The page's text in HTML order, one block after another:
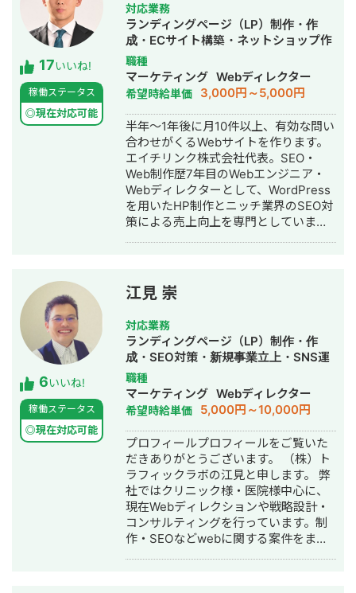
17いいね!
稼働ステータス
◎現在対応可能
対応業務
ランディングページ（LP）制作・作
成・ECサイト構築・ネットショップ作
成代行・SEO対策・記事作成代行・ラ
イティング・ホームページ制作・作
成・オウンドメディア制作・構築・運
用代行
職種
マーケティング Webディレクター
希望時給単価 3,000円～5,000円
半年～1年後に月10件以上、有効な問い
合わせがくるWebサイトを作ります。
エイチリンク株式会社代表。SEO・
Web制作歴7年目のWebエンジニア・
Webディレクターとして、WordPress
を用いたHP制作とニッチ業界のSEO対
策による売上向上を専門としていま
した。SEO対策においては、ゼロから
立ち上げた新規サイトをニッチ市場で
サービスキーワード検索1位に導き、月
間1.5万PV、月商500万円の売上を実現
した実績があります。 エンジニア知識
を持ったSEOディレクターとして、大
量のページを作成するようないわゆる
データベース型のサイトの構築も得意
です。 競合が対応しきれないような細
かいキーワードまで対策して、お問合
せにつなげる戦略でお客様の売上に貢
献します。 少し珍しいキャリアの特徴
として、Fリーグ（フットサル日本トッ
プリーグ）のエスポラーダ北海道、バ
サジィ大分でプロ選手として活動しな
がらWeb制作の経験を積んできました
（バサジィ大分在籍時は完全プロ契約
のため1年間休職）。 アスリートとし
6いいね!
稼働ステータス
◎現在対応可能
江見 崇
対応業務
ランディングページ（LP）制作・作
成・SEO対策・新規事業立上・SNS運
用代行・記事作成代行・ライティン
グ・翻訳・ホームページ制作・作成・
バナー制作・デザイン・ロゴデザイ
ン・作成・イラスト制作・リスティン
グ広告運用代行
職種
マーケティング Webディレクター
希望時給単価 5,000円～10,000円
プロフィールプロフィールをご覧いた
だきありがとうございます。 （株）ト
ラフィックラボの江見と申します。 弊
社ではクリニック様・医院様中心に、
現在Webディレクションや戦略設計・
コンサルティングを行っています。制
作・SEOなどwebに関する案件をまる